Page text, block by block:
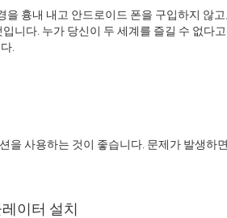
흉내 내고 안드로이드 폰을 구입하지 않
니다. 누가 당신이 두 세계를 즐길 수 없다
이터 설치